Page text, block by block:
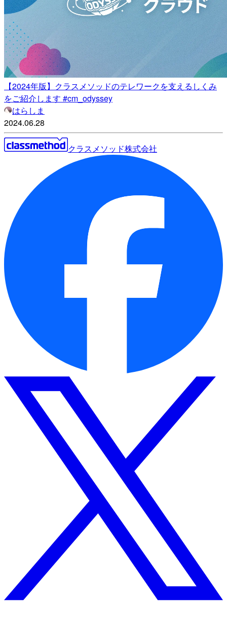
【2024年版】クラスメソッドのテレワークを支えるしくみ
をご紹介します #cm_odyssey
はらしま
2024.06.28
クラスメソッド株式会社